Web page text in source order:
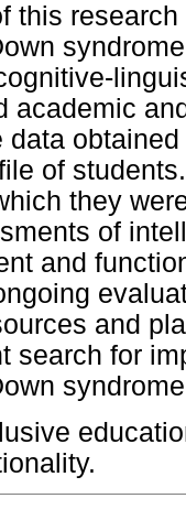
this
academic
data
of
they
of
and
and
search for